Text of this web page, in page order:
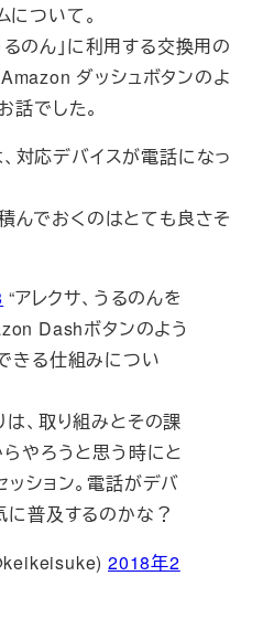
ついて。
るのん」に利用する交換用の
ダッシュボタンのよ
話でした。
対応デバイスが電話になっ
んでおくのはとても良さそ
“アレクサ、うるのんを
Dashボタンのよう
きる仕組みについ
、取り組みとその課
やろうと思う時にと
ション。電話がデバ
に普及するのかな？
2018年2